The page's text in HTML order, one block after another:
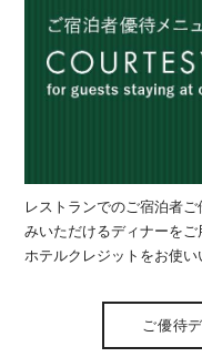
レストランでのご宿泊者
みいただけるディナーをご
ホテルクレジットをお使い
ご優待